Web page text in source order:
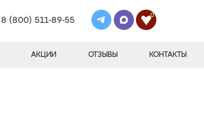
8 (800) 511-89-55
0
АКЦИИ ОТЗЫВЫ КОНТАКТЫ